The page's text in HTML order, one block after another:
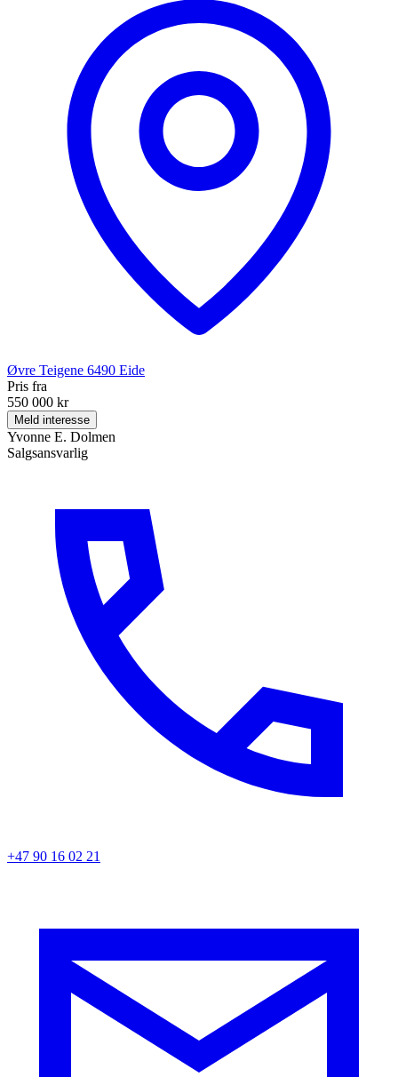
Øvre Teigene 6490 Eide
Pris fra
550 000 kr
Meld interesse
Yvonne E. Dolmen
Salgsansvarlig
+47 90 16 02 21